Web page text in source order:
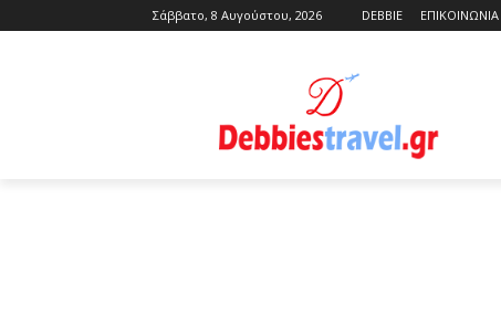
Σάββατο, 8 Αυγούστου, 2026 DEBBIE ΕΠΙΚΟΙΝΩΝΙΑ